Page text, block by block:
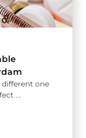
one
...